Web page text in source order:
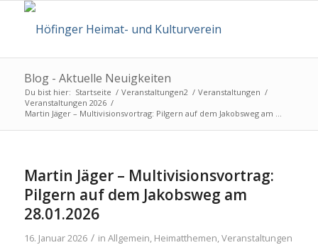
Blog - Aktuelle Neuigkeiten
Du bist hier: Startseite / Veranstaltungen2 / Veranstaltungen /
Veranstaltungen 2026 /
Martin Jäger – Multivisionsvortrag: Pilgern auf dem Jakobsweg am ...
Martin Jäger – Multivisionsvortrag:
Pilgern auf dem Jakobsweg am
28.01.2026
16. Januar 2026 / in Allgemein, Heimatthemen,Veranstaltungen